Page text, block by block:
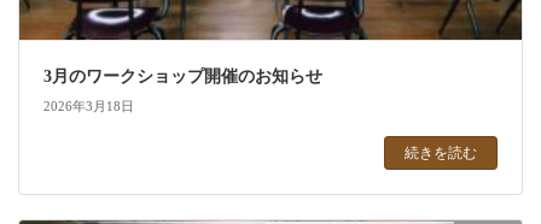
3月のワークショップ開催のお知らせ
2026年3月18日
続きを読む